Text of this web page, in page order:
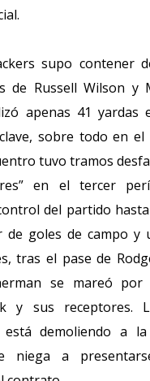
supo contener
de Russell Wilson y
apenas 41 yardas
sobre todo en el
tuvo tramos
en el tercer
del partido
de goles de campo y
tras el pase de
se mareó por
y sus receptores.
está demoliendo a
niega a